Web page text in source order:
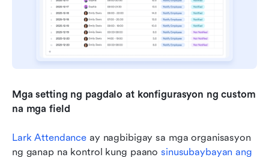
Mga setting ng pagdalo at konfigurasyon ng custom
na mga field
Lark Attendance ay nagbibigay sa mga organisasyon
ng ganap na kontrol kung paano sinusubaybayan ang